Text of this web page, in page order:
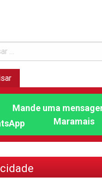
Mande uma
Maramais